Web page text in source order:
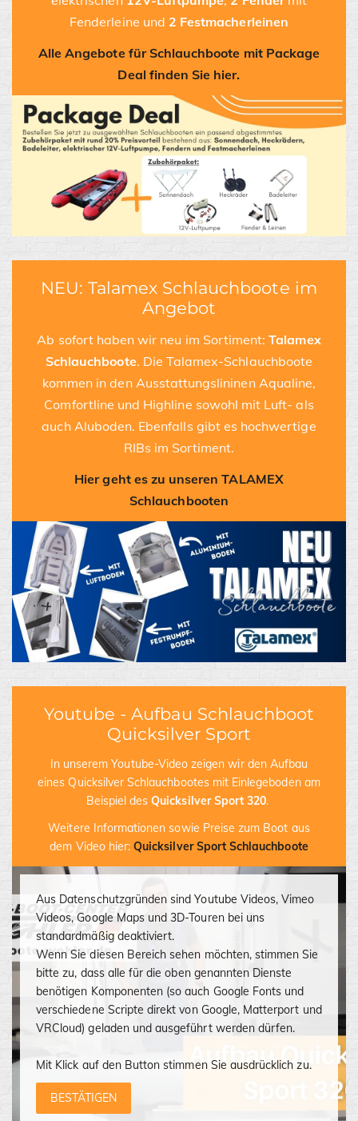
Fenderleine und 2 Festmacherleinen
Alle Angebote für Schlauchboote mit Package
Deal finden Sie hier.
NEU: Talamex Schlauchboote im
Angebot
Ab sofort haben wir neu im Sortiment:Talamex
Schlauchboote. Die Talamex-Schlauchboote
kommen in den Ausstattungslininen Aqualine,
Comfortline und Highline sowohl mit Luft- als
auch Aluboden. Ebenfalls gibt es hochwertige
RIBs im Sortiment.
Hier geht es zu unseren TALAMEX
Schlauchbooten
Youtube - Aufbau Schlauchboot
Quicksilver Sport
In unserem Youtube-Video zeigen wir den Aufbau
eines Quicksilver Schlauchbootes mit Einlegeboden am
Beispiel des Quicksilver Sport 320.
Weitere Informationen sowie Preise zum Boot aus
dem Video hier:Quicksilver Sport Schlauchboote
Aus Datenschutzgründen sind Youtube Videos, Vimeo
Videos, Google Maps und 3D-Touren bei uns
standardmäßig deaktiviert.
Wenn Sie diesen Bereich sehen möchten, stimmen Sie
bitte zu, dass alle für die oben genannten Dienste
benötigen Komponenten (so auch Google Fonts und
verschiedene Scripte direkt von Google, Matterport und
VRCloud) geladen und ausgeführt werden dürfen.
Mit Klick auf den Button stimmen Sie ausdrücklich zu.
BESTÄTIGEN